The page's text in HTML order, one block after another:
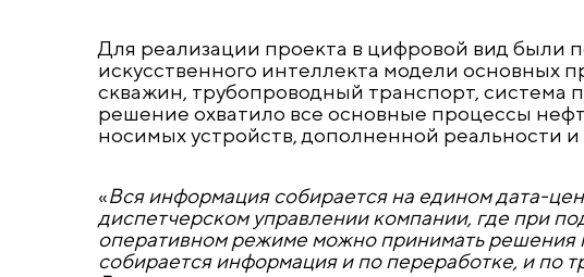
Для реализации проекта в цифровой вид были
искусственного интеллекта модели основных
скважин, трубопроводный транспорт, система
решение охватило все основные процессы
носимых устройств, дополненной реальности и
«Вся информация собирается на едином дата-
диспетчерском управлении компании, где при
оперативном режиме можно принимать решения
собирается информация и по переработке, и по